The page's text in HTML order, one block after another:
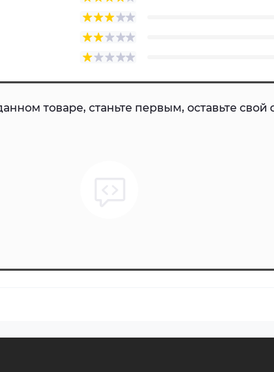
товаре, станьте первым, оставьте свой